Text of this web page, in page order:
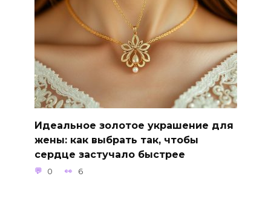
Идеальное золотое украшение для
жены: как выбрать так, чтобы
сердце застучало быстрее
0 6